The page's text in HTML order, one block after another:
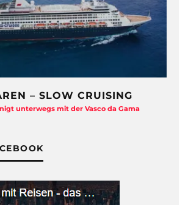
– SLOW CRUISING
unterwegs mit der Vasco da Gama